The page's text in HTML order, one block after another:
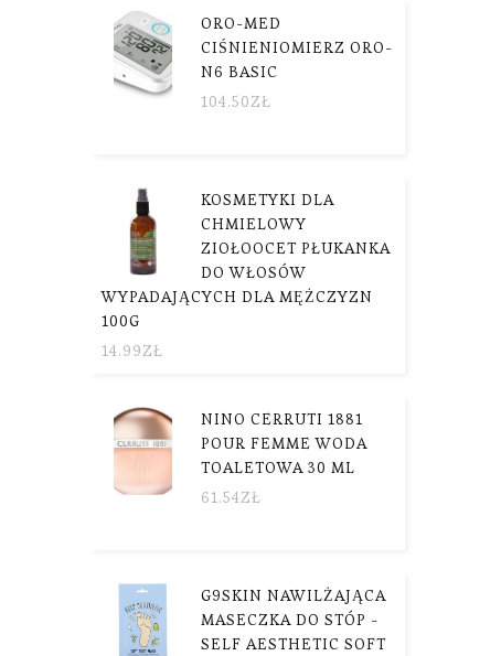
ORO-MED
CIŚNIENIOMIERZ ORO-
N6 BASIC
104.50ZŁ
KOSMETYKI DLA
CHMIELOWY
ZIOŁOOCET PŁUKANKA
DO WŁOSÓW
WYPADAJĄCYCH DLA MĘŻCZYZN
100G
14.99ZŁ
NINO CERRUTI 1881
POUR FEMME WODA
TOALETOWA 30 ML
61.54ZŁ
G9SKIN NAWILŻAJĄCA
MASECZKA DO STÓP -
SELF AESTHETIC SOFT